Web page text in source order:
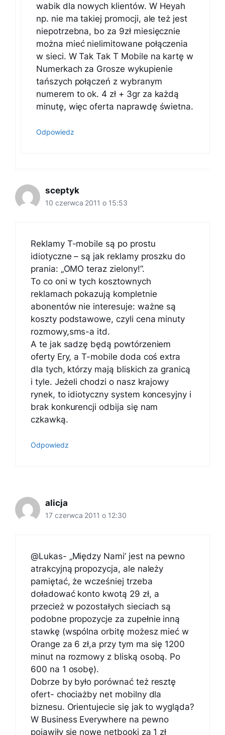
wabik dla nowych klientów. W Heyah
np. nie ma takiej promocji, ale też jest
niepotrzebna, bo za 9zł miesięcznie
można mieć nielimitowane połączenia
w sieci. W Tak Tak T Mobile na kartę w
Numerkach za Grosze wykupienie
tańszych połączeń z wybranym
numerem to ok. 4 zł + 3gr za każdą
minutę, więc oferta naprawdę świetna.
Odpowiedz
sceptyk
10 czerwca 2011 o 15:53
Reklamy T-mobile są po prostu
idiotyczne – są jak reklamy proszku do
prania: „OMO teraz zielony!”.
To co oni w tych kosztownych
reklamach pokazują kompletnie
abonentów nie interesuje: ważne są
koszty podstawowe, czyli cena minuty
rozmowy,sms-a itd.
A te jak sadzę będą powtórzeniem
oferty Ery, a T-mobile doda coś extra
dla tych, którzy mają bliskich za granicą
i tyle. Jeżeli chodzi o nasz krajowy
rynek, to idiotyczny system koncesyjny i
brak konkurencji odbija się nam
czkawką.
Odpowiedz
alicja
17 czerwca 2011 o 12:30
@Lukas- „Między Nami’ jest na pewno
atrakcyjną propozycja, ale należy
pamiętać, że wcześniej trzeba
doładować konto kwotą 29 zł, a
przecież w pozostałych sieciach są
podobne propozycje za zupełnie inną
stawkę (wspólna orbitę możesz mieć w
Orange za 6 zł,a przy tym ma się 1200
minut na rozmowy z bliską osobą. Po
600 na 1 osobę).
Dobrze by było porównać też resztę
ofert- chociażby net mobilny dla
biznesu. Orientujecie się jak to wygląda?
W Business Everywhere na pewno
pojawiły się nowe netbooki za 1 zł